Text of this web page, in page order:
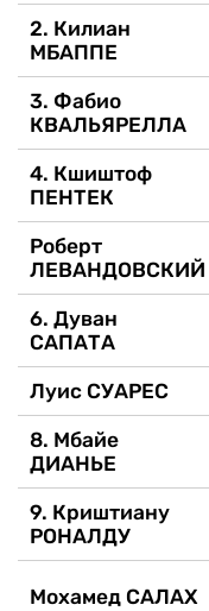
2. Килиан
МБАППЕ
3. Фабио
КВАЛЬЯРЕЛЛА
4. Кшиштоф
ПЕНТЕК
Роберт
ЛЕВАНДОВСКИЙ
6. Дуван
САПАТА
Луис СУАРЕС
8. Мбайе
ДИАНЬЕ
9. Криштиану
РОНАЛДУ
Мохамед САЛАХ